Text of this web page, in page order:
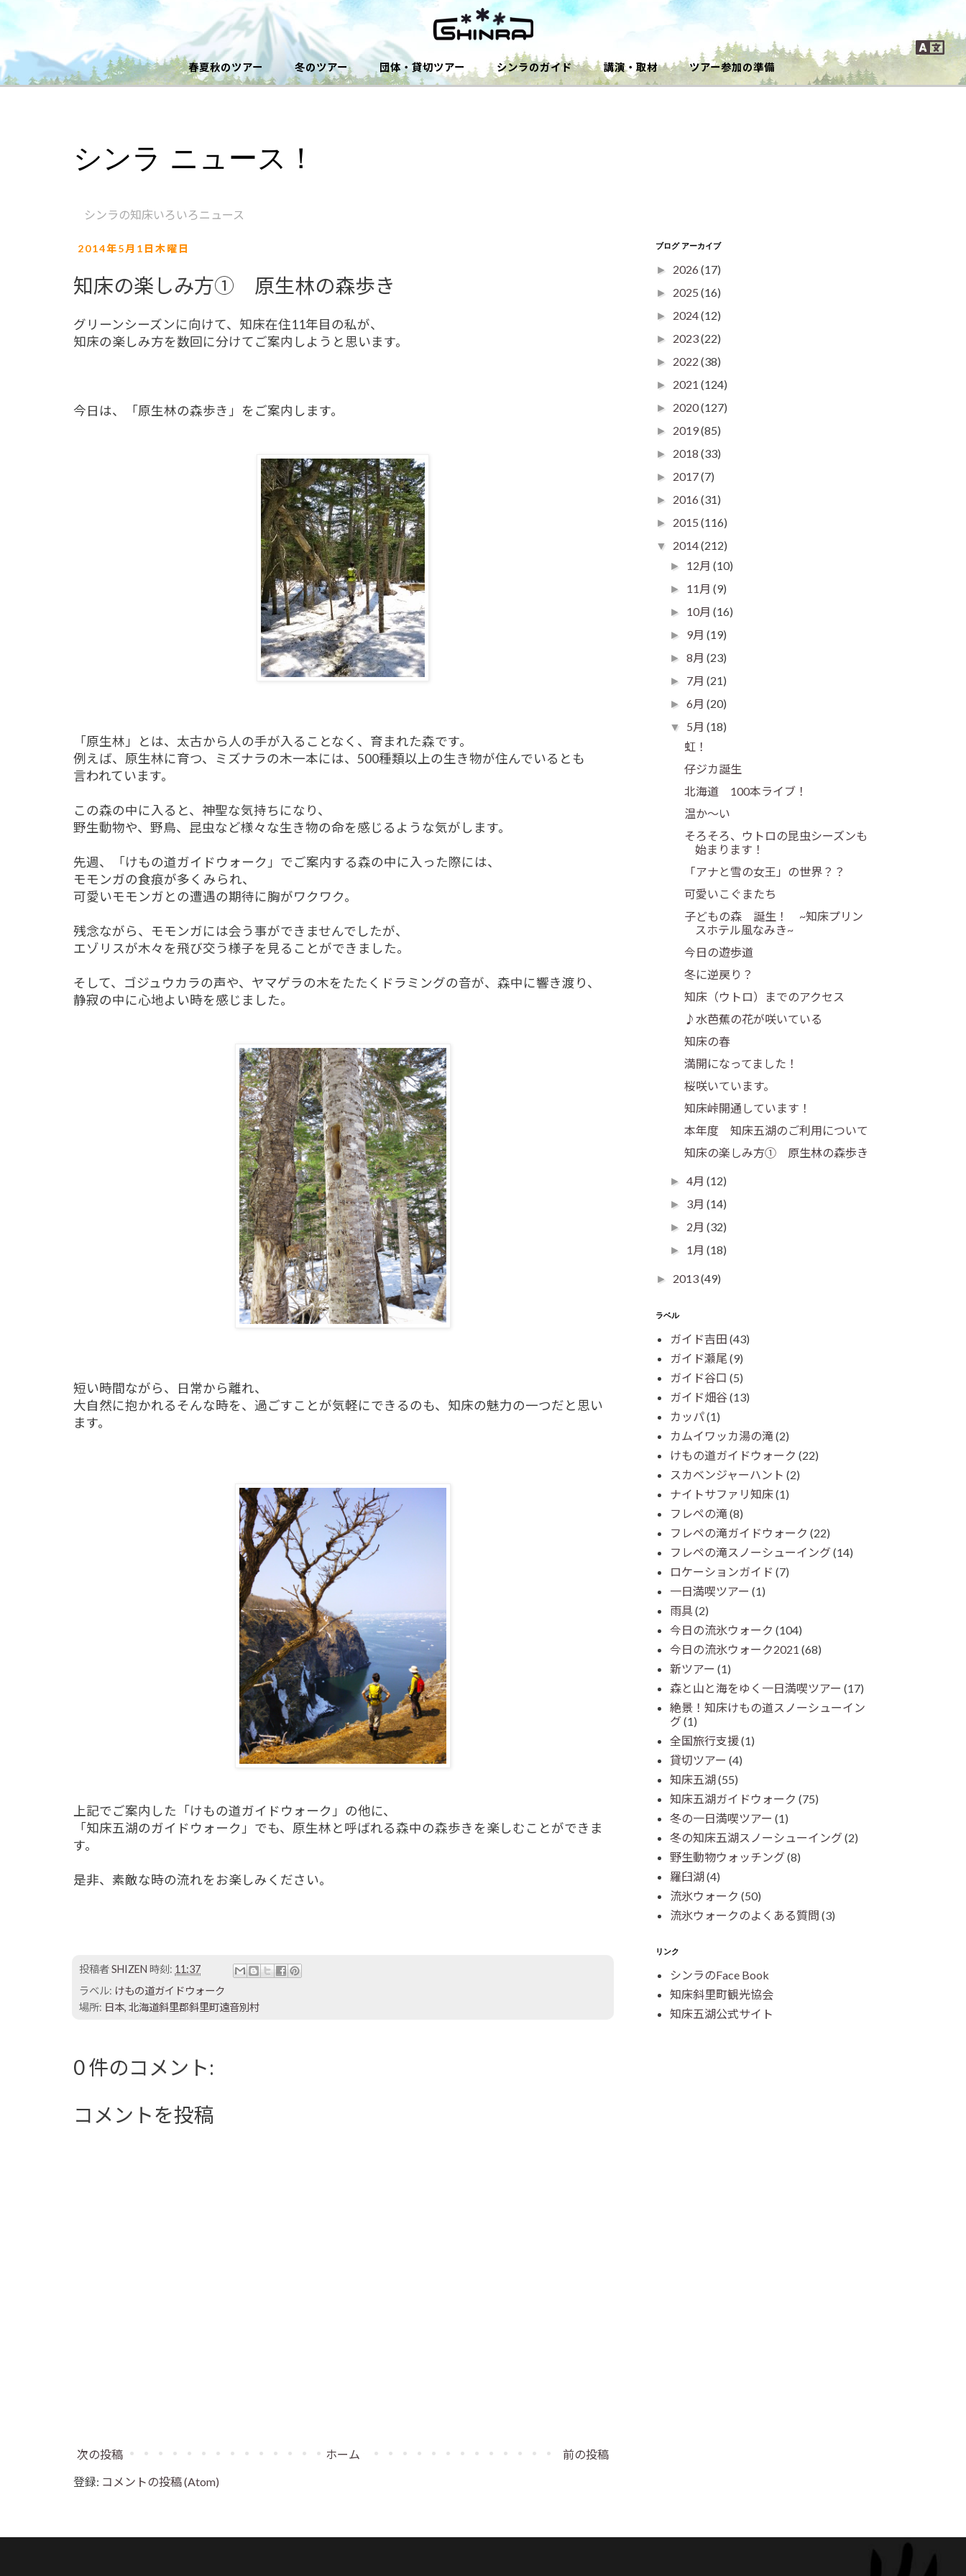
春夏秋のツアー 冬のツアー 団体・貸切ツアー シンラのガイド 講演・取材 ツアー参加の準備
シンラ ニュース！
シンラの知床いろいろニュース
2014年5月1日木曜日
知床の楽しみ方① 原生林の森歩き
グリーンシーズンに向けて、知床在住11年目の私が、
知床の楽しみ方を数回に分けてご案内しようと思います。
今日は、「原生林の森歩き」をご案内します。
「原生林」とは、太古から人の手が入ることなく、育まれた森です。
例えば、原生林に育つ、ミズナラの木一本には、500種類以上の生き物が住んでいるとも
言われています。
この森の中に入ると、神聖な気持ちになり、
野生動物や、野鳥、昆虫など様々な生き物の命を感じるような気がします。
先週、「けもの道ガイドウォーク」でご案内する森の中に入った際には、
モモンガの食痕が多くみられ、
可愛いモモンガとの遭遇の期待に胸がワクワク。
残念ながら、モモンガには会う事ができませんでしたが、
エゾリスが木々を飛び交う様子を見ることができました。
そして、ゴジュウカラの声や、ヤマゲラの木をたたくドラミングの音が、森中に響き渡り、
静寂の中に心地よい時を感じました。
短い時間ながら、日常から離れ、
大自然に抱かれるそんな時を、過ごすことが気軽にできるのも、知床の魅力の一つだと思い
ます。
上記でご案内した「けもの道ガイドウォーク」の他に、
「知床五湖のガイドウォーク」でも、原生林と呼ばれる森中の森歩きを楽しむことができま
す。
是非、素敵な時の流れをお楽しみください。
投稿者SHIZEN 時刻: 11:37
ラベル: けもの道ガイドウォーク
場所: 日本, 北海道斜里郡斜里町遠音別村
0 件のコメント:
コメントを投稿
次の投稿 前の投稿
ホーム
登録: コメントの投稿 (Atom)
ブログ アーカイブ
► 2026 (17)
► 2025 (16)
► 2024(12)
► 2023(22)
► 2022 (38)
► 2021 (124)
► 2020(127)
► 2019(85)
► 2018 (33)
► 2017(7)
► 2016 (31)
► 2015 (116)
▼ 2014(212)
► 12月(10)
► 11月(9)
► 10月(16)
► 9月(19)
►8月(23)
► 7月(21)
►6月(20)
▼ 5月(18)
虹！
仔ジカ誕生
北海道 100本ライブ！
温か～い
そろそろ、ウトロの昆虫シーズンも
始まります！
「アナと雪の女王」の世界？？
可愛いこぐまたち
子どもの森 誕生！ ~知床プリン
スホテル風なみき~
今日の遊歩道
冬に逆戻り？
知床（ウトロ）までのアクセス
♪水芭蕉の花が咲いている
知床の春
満開になってました！
桜咲いています。
知床峠開通しています！
本年度 知床五湖のご利用について
知床の楽しみ方① 原生林の森歩き
►4月(12)
► 3月(14)
► 2月(32)
► 1月(18)
► 2013(49)
ラベル
ガイド吉田 (43)
ガイド瀬尾 (9)
ガイド谷口 (5)
ガイド畑谷(13)
カッパ(1)
カムイワッカ湯の滝 (2)
けもの道ガイドウォーク (22)
スカベンジャーハント (2)
ナイトサファリ知床(1)
フレペの滝 (8)
フレペの滝ガイドウォーク (22)
フレペの滝スノーシューイング(14)
ロケーションガイド (7)
一日満喫ツアー (1)
雨具(2)
今日の流氷ウォーク (104)
今日の流氷ウォーク2021 (68)
新ツアー (1)
森と山と海をゆく一日満喫ツアー (17)
絶景！知床けもの道スノーシューイン
グ(1)
全国旅行支援(1)
貸切ツアー (4)
知床五湖(55)
知床五湖ガイドウォーク (75)
冬の一日満喫ツアー (1)
冬の知床五湖スノーシューイング(2)
野生動物ウォッチング(8)
羅臼湖(4)
流氷ウォーク (50)
流氷ウォークのよくある質問 (3)
リンク
シンラのFace Book
知床斜里町観光協会
知床五湖公式サイト